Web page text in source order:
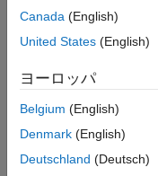
信号の監視とログの取得
パフォーマンス
ツールの検定と認定
デバッグ中のデータ
Stateflow ブロックか
カテゴリ
デバッグ
チャート シミュレー
Canada (English)
United States (English)
ヨーロッパ
Belgium (English)
Denmark (English)
Deutschland (Deutsch)